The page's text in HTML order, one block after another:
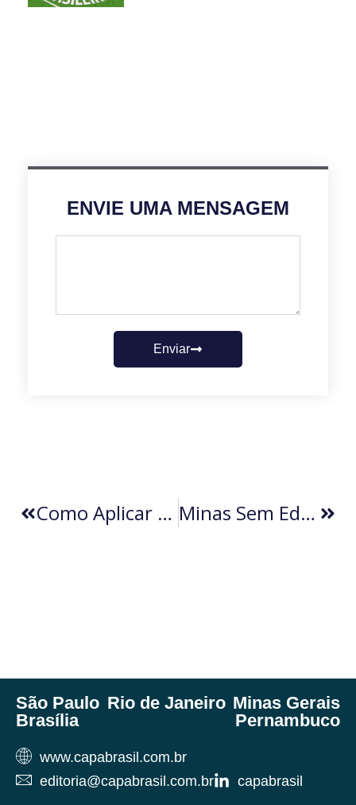
ENVIE UMA MENSAGEM
Enviar
Como Aplicar O Conto Do Vigário Ao Problema De Newcomb (por Elson Pimentel) Minas Sem Educação (por Nestor De Oliveira)
São Paulo Rio de Janeiro Minas Gerais
Brasília
Pernambuco
www.capabrasil.com.br
editoria@capabrasil.com.br
capabrasil